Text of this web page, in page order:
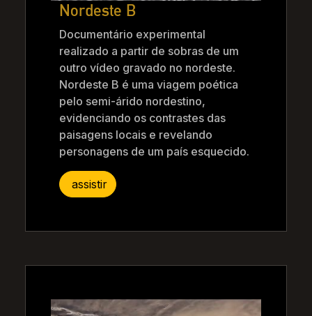
Nordeste B
Documentário experimental
realizado a partir de sobras de um
outro vídeo gravado no nordeste.
Nordeste B é uma viagem poética
pelo semi-árido nordestino,
evidenciando os contrastes das
paisagens locais e revelando
personagens de um país esquecido.
assistir